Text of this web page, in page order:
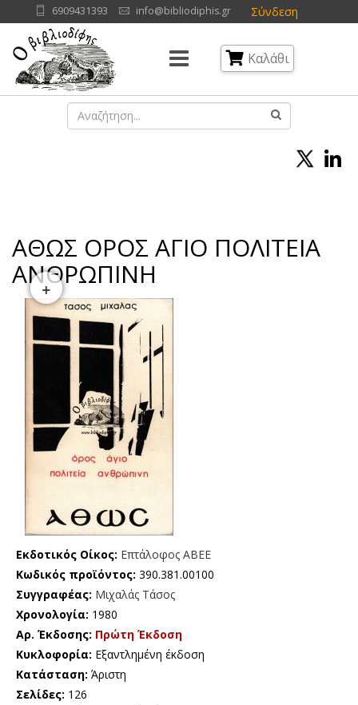
Σύνδεση
6909431393 info@bibliodiphis.gr
Καλάθι
ΑΘΩΣ ΟΡΟΣ ΑΓΙΟ ΠΟΛΙΤΕΙΑ
ΑΝΘΡΩΠΙΝΗ
Εκδοτικός Οίκος: Επτάλοφος ΑΒΕΕ
Κωδικός προϊόντος: 390.381.00100
Συγγραφέας: Μιχαλάς Τάσος
Χρονολογία: 1980
Αρ. Έκδοσης: Πρώτη Έκδοση
Κυκλοφορία: Εξαντλημένη έκδοση
Κατάσταση: Άριστη
Σελίδες: 126
+